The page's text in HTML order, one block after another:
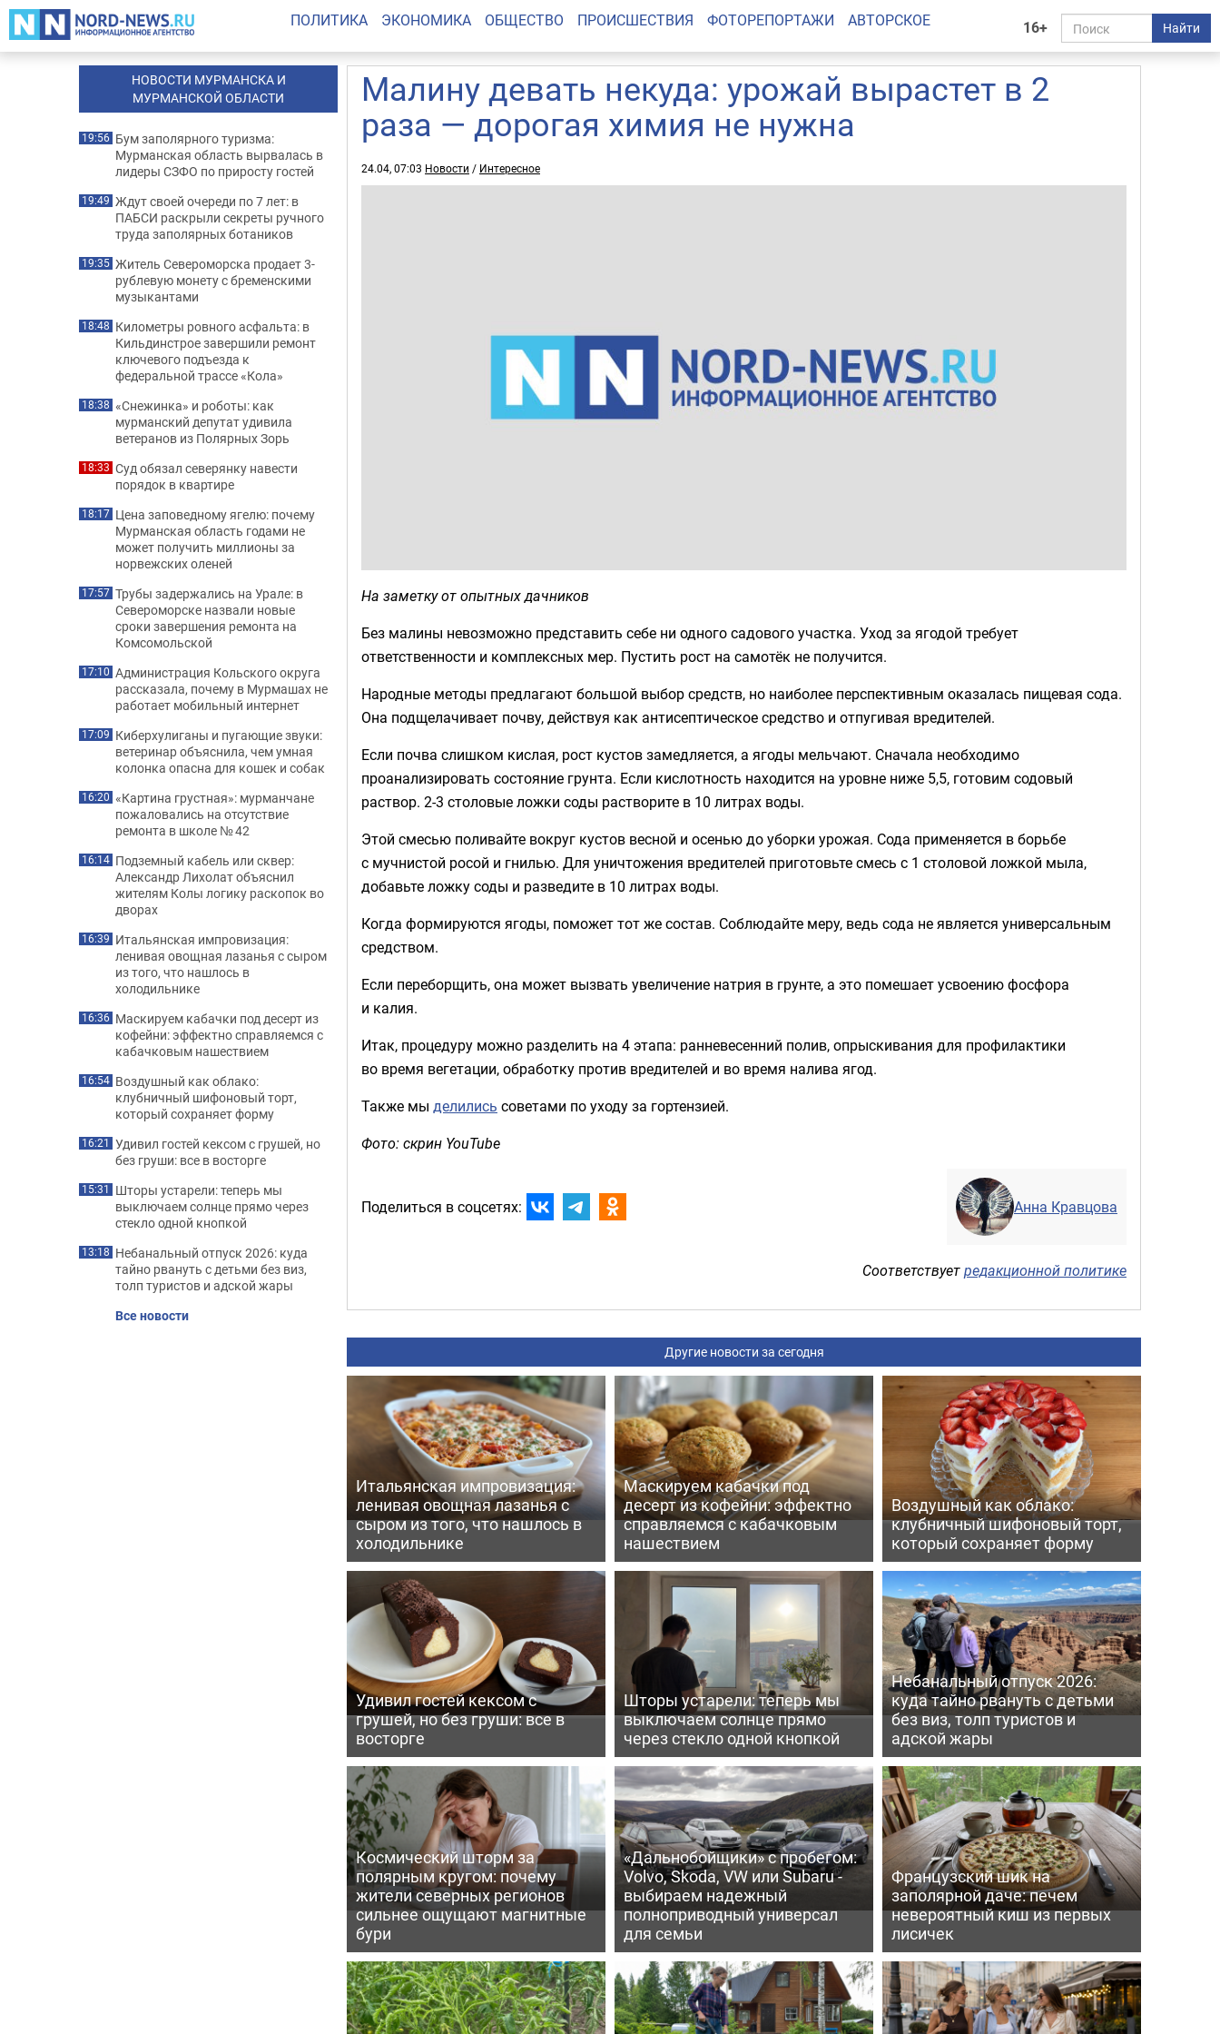
16+ Найти
ПОЛИТИКА ЭКОНОМИКА ОБЩЕСТВО ПРОИСШЕСТВИЯ ФОТОРЕПОРТАЖИ АВТОРСКОЕ
Малину девать некуда: урожай вырастет в 2
раза — дорогая химия не нужна
24.04, 07:03 Новости / Интересное
На заметку от опытных дачников
Без малины невозможно представить себе ни одного садового участка. Уход за ягодой требует
ответственности и комплексных мер. Пустить рост на самотёк не получится.
Народные методы предлагают большой выбор средств, но наиболее перспективным оказалась пищевая сода.
Она подщелачивает почву, действуя как антисептическое средство и отпугивая вредителей.
Если почва слишком кислая, рост кустов замедляется, а ягоды мельчают. Сначала необходимо
проанализировать состояние грунта. Если кислотность находится на уровне ниже 5,5, готовим содовый
раствор. 2-3 столовые ложки соды растворите в 10 литрах воды.
Этой смесью поливайте вокруг кустов весной и осенью до уборки урожая. Сода применяется в борьбе
с мучнистой росой и гнилью. Для уничтожения вредителей приготовьте смесь с 1 столовой ложкой мыла,
добавьте ложку соды и разведите в 10 литрах воды.
Когда формируются ягоды, поможет тот же состав. Соблюдайте меру, ведь сода не является универсальным
средством.
Если переборщить, она может вызвать увеличение натрия в грунте, а это помешает усвоению фосфора
и калия.
Итак, процедуру можно разделить на 4 этапа: ранневесенний полив, опрыскивания для профилактики
во время вегетации, обработку против вредителей и во время налива ягод.
Также мы делились советами по уходу за гортензией.
Фото: скрин YouTube
Поделиться в соцсетях: Анна Кравцова
Соответствуетредакционной политике
Другие новости за сегодня
Итальянская импровизация:
ленивая овощная лазанья с
сыром из того, что нашлось в
холодильнике
Маскируем кабачки под
десерт из кофейни: эффектно
справляемся с кабачковым
нашествием
Воздушный как облако:
клубничный шифоновый торт,
который сохраняет форму
Удивил гостей кексом с
грушей, но без груши: все в
восторге
Шторы устарели: теперь мы
выключаем солнце прямо
через стекло одной кнопкой
Небанальный отпуск 2026:
куда тайно рвануть с детьми
без виз, толп туристов и
адской жары
Космический шторм за
полярным кругом: почему
жители северных регионов
сильнее ощущают магнитные
бури
«Дальнобойщики» с пробегом:
Volvo, Skoda, VW или Subaru -
выбираем надежный
полноприводный универсал
для семьи
Французский шик на
заполярной даче: печем
невероятный киш из первых
лисичек
НОВОСТИ МУРМАНСКА И
МУРМАНСКОЙ ОБЛАСТИ
19:56 Бум заполярного туризма:
Мурманская область вырвалась в
лидеры СЗФО по приросту гостей
19:49 Ждут своей очереди по 7 лет: в
ПАБСИ раскрыли секреты ручного
труда заполярных ботаников
19:35 Житель Североморска продает 3-
рублевую монету с бременскими
музыкантами
18:48 Километры ровного асфальта: в
Кильдинстрое завершили ремонт
ключевого подъезда к
федеральной трассе «Кола»
18:38 «Снежинка» и роботы: как
мурманский депутат удивила
ветеранов из Полярных Зорь
18:33 Суд обязал северянку навести
порядок в квартире
18:17 Цена заповедному ягелю: почему
Мурманская область годами не
может получить миллионы за
норвежских оленей
17:57 Трубы задержались на Урале: в
Североморске назвали новые
сроки завершения ремонта на
Комсомольской
17:10 Администрация Кольского округа
рассказала, почему в Мурмашах не
работает мобильный интернет
17:09 Киберхулиганы и пугающие звуки:
ветеринар объяснила, чем умная
колонка опасна для кошек и собак
16:20 «Картина грустная»: мурманчане
пожаловались на отсутствие
ремонта в школе № 42
16:14 Подземный кабель или сквер:
Александр Лихолат объяснил
жителям Колы логику раскопок во
дворах
16:39 Итальянская импровизация:
ленивая овощная лазанья с сыром
из того, что нашлось в
холодильнике
16:36 Маскируем кабачки под десерт из
кофейни: эффектно справляемся с
кабачковым нашествием
16:54 Воздушный как облако:
клубничный шифоновый торт,
который сохраняет форму
16:21 Удивил гостей кексом с грушей, но
без груши: все в восторге
15:31 Шторы устарели: теперь мы
выключаем солнце прямо через
стекло одной кнопкой
13:18 Небанальный отпуск 2026: куда
тайно рвануть с детьми без виз,
толп туристов и адской жары
Все новости